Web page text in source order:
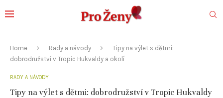
Home Rady a návody
Tipy na výlet s dětmi:
dobrodružství v Tropic Hukvaldy a okolí
RADY A NÁVODY
Tipy na výlet s dětmi: dobrodružství v Tropic Hukvaldy